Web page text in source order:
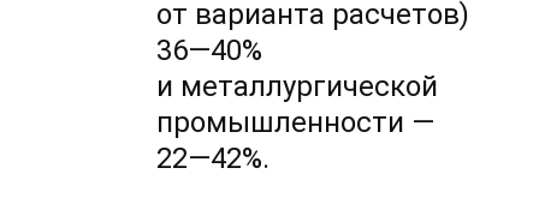
от варианта расчетов)
36—40%
и металлургической
промышленности —
22—42%.